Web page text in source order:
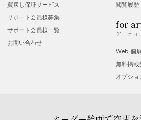
買戻し保証サービス
サポート会員様募集
サポート会員様一覧
お問い合わせ
閲覧履歴
for
アーティ
Web 個
無料掲載
オプショ